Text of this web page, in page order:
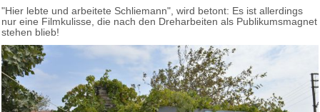
"Hier lebte und arbeitete Schliemann", wird betont: Es ist allerdings
nur eine Filmkulisse, die nach den Dreharbeiten als Publikumsmagnet
stehen blieb!